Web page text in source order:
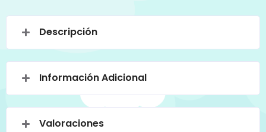
Descripción
Información Adicional
Valoraciones